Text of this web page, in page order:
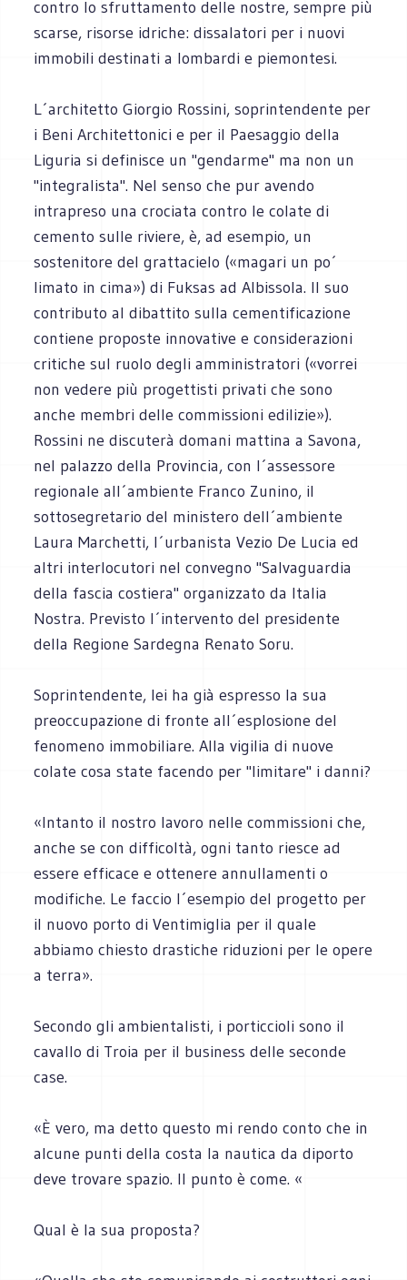
contro lo sfruttamento delle nostre, sempre più
scarse, risorse idriche: dissalatori per i nuovi
immobili destinati a lombardi e piemontesi.
L´architetto Giorgio Rossini, soprintendente per
i Beni Architettonici e per il Paesaggio della
Liguria si definisce un "gendarme" ma non un
"integralista". Nel senso che pur avendo
intrapreso una crociata contro le colate di
cemento sulle riviere, è, ad esempio, un
sostenitore del grattacielo («magari un po´
limato in cima») di Fuksas ad Albissola. Il suo
contributo al dibattito sulla cementificazione
contiene proposte innovative e considerazioni
critiche sul ruolo degli amministratori («vorrei
non vedere più progettisti privati che sono
anche membri delle commissioni edilizie»).
Rossini ne discuterà domani mattina a Savona,
nel palazzo della Provincia, con l´assessore
regionale all´ambiente Franco Zunino, il
sottosegretario del ministero dell´ambiente
Laura Marchetti, l´urbanista Vezio De Lucia ed
altri interlocutori nel convegno "Salvaguardia
della fascia costiera" organizzato da Italia
Nostra. Previsto l´intervento del presidente
della Regione Sardegna Renato Soru.
Soprintendente, lei ha già espresso la sua
preoccupazione di fronte all´esplosione del
fenomeno immobiliare. Alla vigilia di nuove
colate cosa state facendo per "limitare" i danni?
«Intanto il nostro lavoro nelle commissioni che,
anche se con difficoltà, ogni tanto riesce ad
essere efficace e ottenere annullamenti o
modifiche. Le faccio l´esempio del progetto per
il nuovo porto di Ventimiglia per il quale
abbiamo chiesto drastiche riduzioni per le opere
a terra».
Secondo gli ambientalisti, i porticcioli sono il
cavallo di Troia per il business delle seconde
case.
«È vero, ma detto questo mi rendo conto che in
alcune punti della costa la nautica da diporto
deve trovare spazio. Il punto è come. «
Qual è la sua proposta?